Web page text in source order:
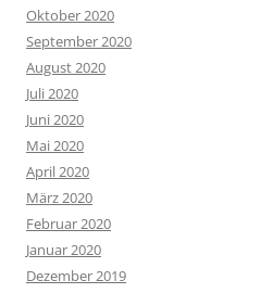
Oktober 2020
September 2020
August 2020
Juli 2020
Juni 2020
Mai 2020
April 2020
März 2020
Februar 2020
Januar 2020
Dezember 2019